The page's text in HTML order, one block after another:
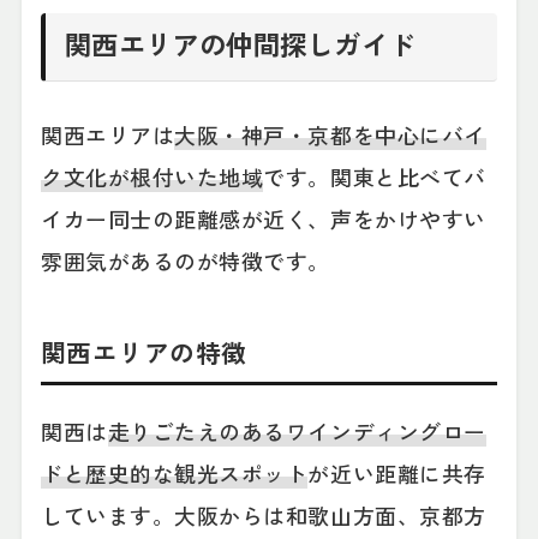
関西エリアの仲間探しガイド
関西エリアは大阪・神戸・京都を中心にバイ
ク文化が根付いた地域です。関東と比べてバ
イカー同士の距離感が近く、声をかけやすい
雰囲気があるのが特徴です。
関西エリアの特徴
関西は走りごたえのあるワインディングロー
ドと歴史的な観光スポットが近い距離に共存
しています。大阪からは和歌山方面、京都方